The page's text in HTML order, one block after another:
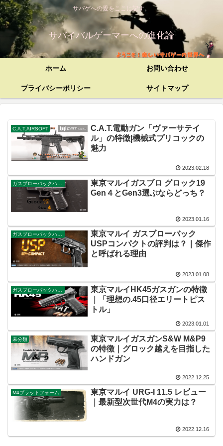
サバゲへの愛をここに記す。
サバイバルゲーマーへの進化論
ホーム お問い合わせ
プライバシーポリシー サイトマップ
C.A.T.AIRSOFT
C.A.T.電動ガン「ヴァーサテイ
ル」の特徴|機械式プリコックの
魅力
2023.02.18
東京マルイガスブロ グロック19
Gen４とGen3選ぶならどっち？
2023.01.16
ガスブローバックハンドガン
東京マルイ ガスブローバック
USPコンパクトの評判は？｜傑作
と呼ばれる理由
2023.01.08
東京マルイHK45ガスガンの特徴
｜「理想の.45口径エリートピス
トル」
2023.01.01
未分類
東京マルイガスガンS&W M&P9
の特徴｜グロック越えを目指した
ハンドガン
2022.12.25
M4プラットフォーム
東京マルイ URG-I 11.5 レビュー
｜最新型次世代M4の実力は？
2022.12.16